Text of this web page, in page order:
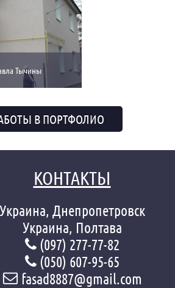
Тычины
В ПОРТФОЛИО
КОНТАКТЫ
Украина, Днепропетровск
Украина, Полтава
(097) 277-77-82
(050) 607-95-65
fasad8887@gmail.com